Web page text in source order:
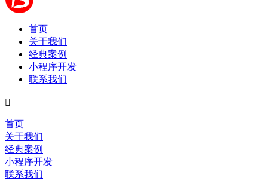
首页
关于我们
经典案例
小程序开发
联系我们

首页
关于我们
经典案例
小程序开发
联系我们